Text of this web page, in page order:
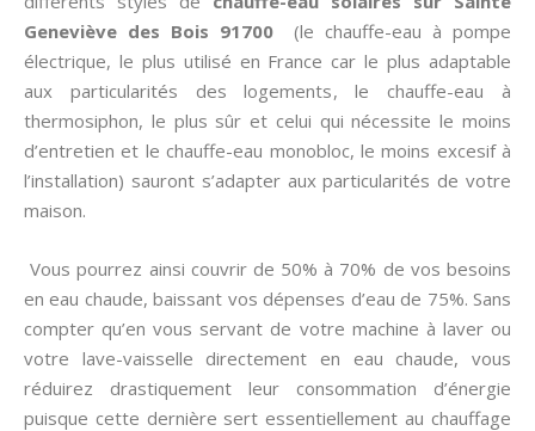
Geneviève des Bois 91700(le chauffe-eau à pompe
électrique, le plus utilisé en France car le plus adaptable
aux particularités des logements, le chauffe-eau à
thermosiphon, le plus sûr et celui qui nécessite le moins
d’entretien et le chauffe-eau monobloc, le moins excesif à
l’installation) sauront s’adapter aux particularités de votre
maison.
Vous pourrez ainsi couvrir de 50% à 70% de vos besoins
en eau chaude, baissant vos dépenses d’eau de 75%. Sans
compter qu’en vous servant de votre machine à laver ou
votre lave-vaisselle directement en eau chaude, vous
réduirez drastiquement leur consommation d’énergie
puisque cette dernière sert essentiellement au chauffage